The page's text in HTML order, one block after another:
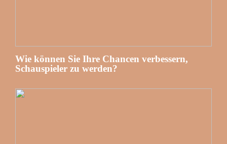
Wie können Sie Ihre Chancen verbessern,
Schauspieler zu werden?